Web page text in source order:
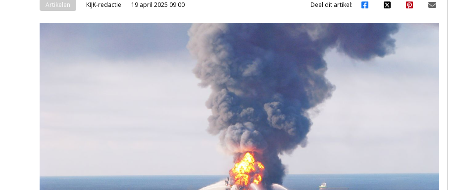
Artikelen KIJK-redactie 19 april 2025 09:00 Deel dit artikel: